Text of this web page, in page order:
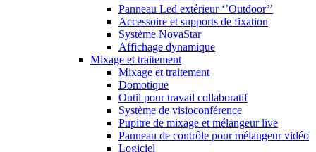
Panneau Led extérieur ‘’Outdoor’’
Accessoire et supports de fixation
Système NovaStar
Affichage dynamique
Mixage et traitement
Mixage et traitement
Domotique
Outil pour travail collaboratif
Système de visioconférence
Pupitre de mixage et mélangeur live
Panneau de contrôle pour mélangeur vidéo
Logiciel